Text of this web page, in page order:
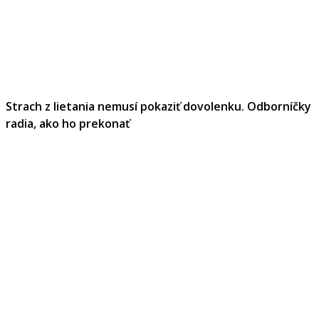
Strach z lietania nemusí pokaziť dovolenku. Odborníčky
radia, ako ho prekonať